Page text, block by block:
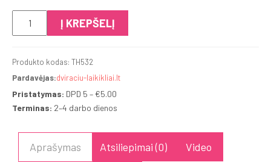
produkto
kiekis:
FreeRide
Į KREPŠELĮ
Produkto kodas: TH532
Pardavėjas:dviraciu-laikikliai.lt
Pristatymas: DPD 5 – €5.00
Terminas: 2–4 darbo dienos
Aprašymas Atsiliepimai (0) Video